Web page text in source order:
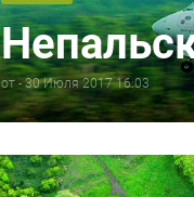
от -30 Июля 2017 16:03